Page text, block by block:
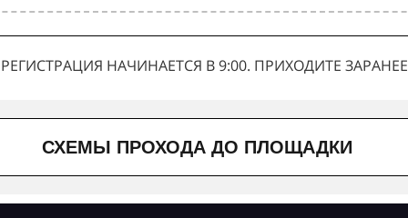
РЕГИСТРАЦИЯ НАЧИНАЕТСЯ В 9:00. ПРИХОДИТЕ ЗАРАНЕЕ
СХЕМЫ ПРОХОДА ДО ПЛОЩАДКИ